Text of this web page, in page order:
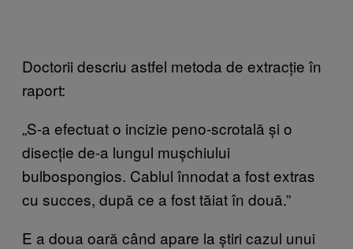
Doctorii descriu astfel metoda de extracție în
raport:
„S-a efectuat o incizie peno-scrotală și o
disecție de-a lungul mușchiului
bulbospongios. Cablul înnodat a fost extras
cu succes, după ce a fost tăiat în două.”
E a doua oară când apare la știri cazul unui